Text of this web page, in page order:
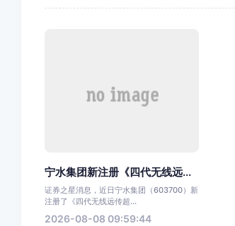
宁水集团新注册《四代无线远...
证券之星消息，近日宁水集团（603700）新
注册了《四代无线远传超...
2026-08-08 09:59:44